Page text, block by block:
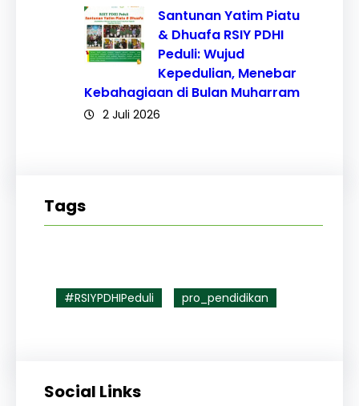
Santunan Yatim Piatu
& Dhuafa RSIY PDHI
Peduli: Wujud
Kepedulian, Menebar
Kebahagiaan di Bulan Muharram
2 Juli 2026
Tags
#RSIYPDHIPeduli pro_pendidikan
Social Links